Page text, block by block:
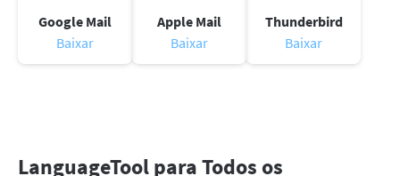
Google Mail
Baixar
Apple Mail
Baixar
Thunderbird
Baixar
LanguageTool para Todos os